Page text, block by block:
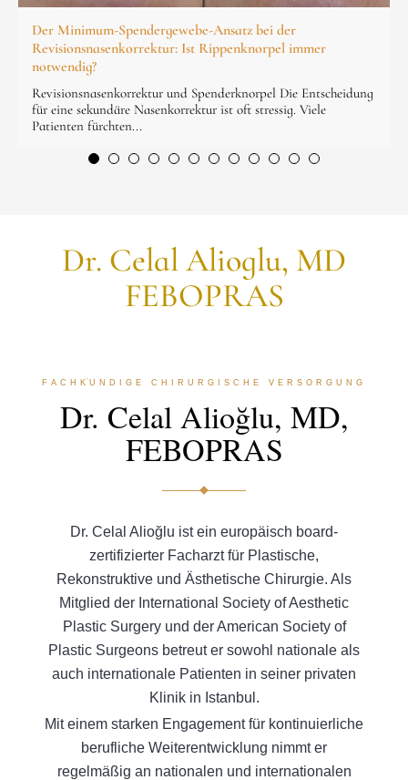
Der Minimum-Spendergewebe-Ansatz bei der
Revisionsnasenkorrektur: Ist Rippenknorpel immer
notwendig?
Revisionsnasenkorrektur und Spenderknorpel Die Entscheidung
für eine sekundäre Nasenkorrektur ist oft stressig. Viele
Patienten fürchten...
Dr. Celal Alioglu, MD
FEBOPRAS
FACHKUNDIGE CHIRURGISCHE VERSORGUNG
Dr. Celal Alioğlu, MD,
FEBOPRAS
Dr. Celal Alioğlu ist ein europäisch board-
zertifizierter Facharzt für Plastische,
Rekonstruktive und Ästhetische Chirurgie. Als
Mitglied der International Society of Aesthetic
Plastic Surgery und der American Society of
Plastic Surgeons betreut er sowohl nationale als
auch internationale Patienten in seiner privaten
Klinik in Istanbul.
Mit einem starken Engagement für kontinuierliche
berufliche Weiterentwicklung nimmt er
regelmäßig an nationalen und internationalen